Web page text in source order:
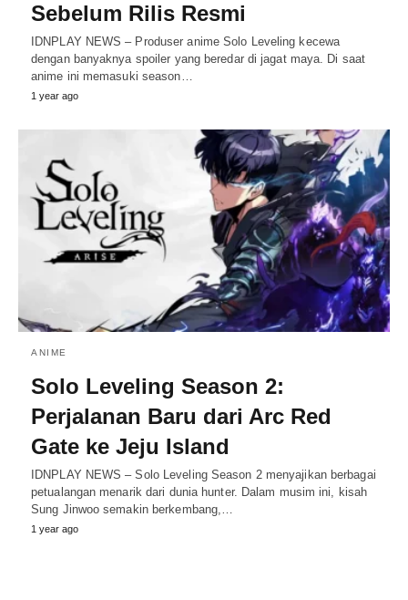
Sebelum Rilis Resmi
IDNPLAY NEWS – Produser anime Solo Leveling kecewa
dengan banyaknya spoiler yang beredar di jagat maya. Di saat
anime ini memasuki season…
1 year ago
ANIME
Solo Leveling Season 2:
Perjalanan Baru dari Arc Red
Gate ke Jeju Island
IDNPLAY NEWS – Solo Leveling Season 2 menyajikan berbagai
petualangan menarik dari dunia hunter. Dalam musim ini, kisah
Sung Jinwoo semakin berkembang,…
1 year ago